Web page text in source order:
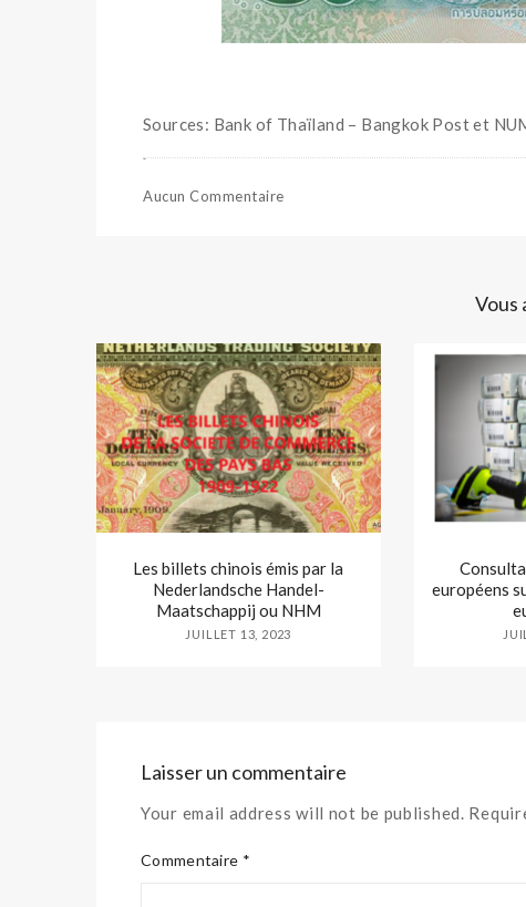
Sources: Bank of Thaïland – Bangkok Post et
Aucun Commentaire
Vous
Les billets chinois émis par la
Nederlandsche Handel-
Maatschappij ou NHM
JUILLET 13, 2023
européens
Laisser un commentaire
Your email address will not be published.
Commentaire *